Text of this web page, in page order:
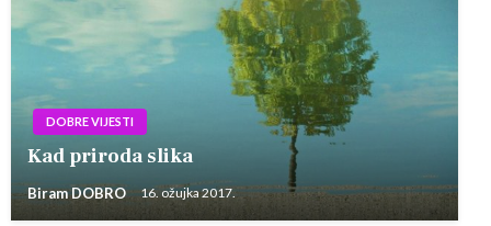
DOBRE VIJESTI
Kad priroda slika
Biram DOBRO 16. ožujka 2017.